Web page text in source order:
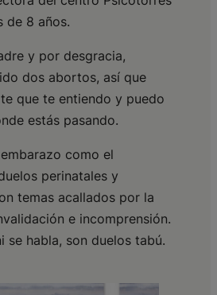
de 8 años.
y por desgracia,
dos abortos, así que
que te entiendo y puedo
estás pasando.
como el
perinatales y
temas acallados por la
e incomprensión.
se habla, son duelos tabú.